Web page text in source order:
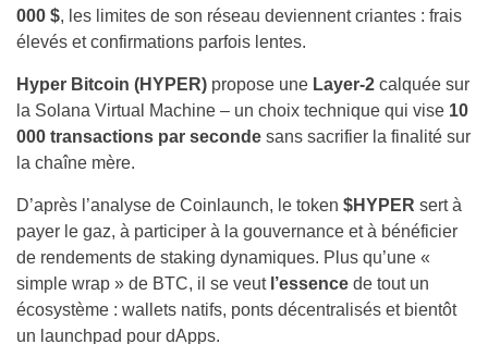
000 $, les limites de son réseau deviennent criantes : frais
élevés et confirmations parfois lentes.
Hyper Bitcoin (HYPER) propose une Layer-2 calquée sur
la Solana Virtual Machine – un choix technique qui vise 10
000 transactions par seconde sans sacrifier la finalité sur
la chaîne mère.
D’après l’analyse de Coinlaunch, le token $HYPER sert à
payer le gaz, à participer à la gouvernance et à bénéficier
de rendements de staking dynamiques. Plus qu’une «
simple wrap » de BTC, il se veut l’essence de tout un
écosystème : wallets natifs, ponts décentralisés et bientôt
un launchpad pour dApps.